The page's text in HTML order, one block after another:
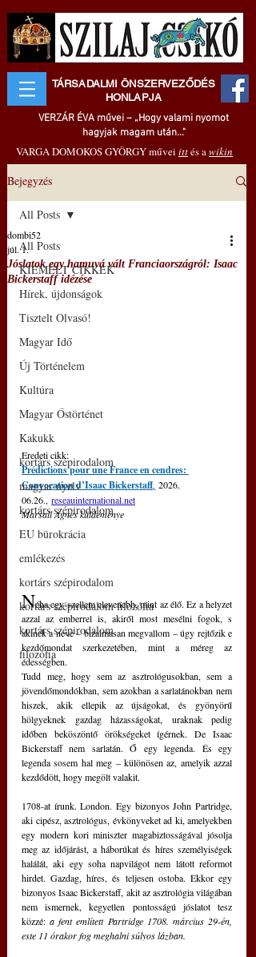
TÁRSADALMI ÖNSZERVEZŐDÉS
HONLAPJA
VERZÁR ÉVA művei – „Hogy valami nyomot
hagyjak magam után..."
VARGA DOMOKOS GYÖRGY művei ittés awikin
Bejegyzés
All Posts
KIEMELT CIKKEK
Hírek, újdonságok
Tisztelt Olvasó!
Magyar Idő
Új Történelem
Kultúra
Magyar Őstörténet
Kakukk
kortárs szépirodalom
magyar nyelv
kortárs szépirodalom
EU bürokrácia
emlékezés
kortárs szépirodalom
kortárs szépirodalom filozófia
kortárs szépirodalom
filozófia
All Posts
Jóslatok egy hamuvá vált Franciaországról: Isaac
Bickerstaff idézése
dombi52
júl. 1.
Eredeti cikk:
Prédictions pour une France en cendres:
Convocation d’Isaac Bickerstaff, 2026.
06.26., reseauinternational.net
Marsall Ágnes küldeménye
Néha egy szellem elevenebb, mint az élő. Ez a helyzet
azzal az emberrel is, akiről most mesélni fogok, s
akinek a neve – bizalmasan megvallom – úgy rejtőzik e
kezdőmondat szerkezetében, mint a méreg az
édességben.
Tudd meg, hogy sem az asztrológusokban, sem a
jövendőmondókban, sem azokban a sarlatánokban nem
hiszek, akik ellepik az újságokat, és gyönyörű
hölgyeknek gazdag házasságokat, uraknak pedig
időben beköszöntő örökségeket ígérnek. De Isaac
Bickerstaff nem sarlatán. Ő egy legenda. És egy
legenda sosem hal meg – különösen az, amelyik azzal
kezdődött, hogy megölt valakit.
1708-at írunk. London. Egy bizonyos John Partridge,
aki cipész, asztrológus, évkönyveket ad ki, amelyekben
egy modern kori miniszter magabiztosságával jósolja
meg az időjárást, a háborúkat és híres személyiségek
halálát, aki egy soha napvilágot nem látott reformot
hirdet. Gazdag, híres, és teljesen ostoba. Ekkor egy
bizonyos Isaac Bickerstaff, akit az asztrológia világában
nem ismernek, kegyetlen pontosságú jóslatot tesz
közzé: a fent említett Partridge 1708. március 29-én,
este 11 órakor fog meghalni súlyos lázban.